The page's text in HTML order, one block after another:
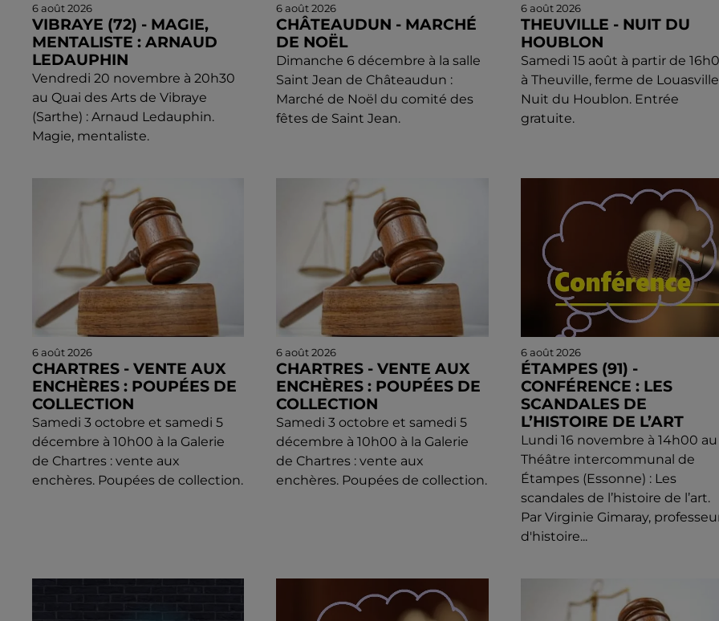
6 août 2026
VIBRAYE (72) - MAGIE,
MENTALISTE : ARNAUD
LEDAUPHIN
Vendredi 20 novembre à 20h30
au Quai des Arts de Vibraye
(Sarthe) : Arnaud Ledauphin.
Magie, mentaliste.
6 août 2026
CHÂTEAUDUN - MARCHÉ
DE NOËL
Dimanche 6 décembre à la salle
Saint Jean de Châteaudun :
Marché de Noël du comité des
fêtes de Saint Jean.
6 août 2026
THEUVILLE - NUIT DU
HOUBLON
Samedi 15 août à partir de
à Theuville, ferme de Louasville
Nuit du Houblon. Entrée
gratuite.
6 août 2026
CHARTRES - VENTE AUX
ENCHÈRES : POUPÉES DE
COLLECTION
Samedi 3 octobre et samedi 5
décembre à 10h00 à la Galerie
de Chartres : vente aux
enchères. Poupées de collection.
6 août 2026
CHARTRES - VENTE AUX
ENCHÈRES : POUPÉES DE
COLLECTION
Samedi 3 octobre et samedi 5
décembre à 10h00 à la Galerie
de Chartres : vente aux
enchères. Poupées de collection.
6 août 2026
ÉTAMPES (91) -
CONFÉRENCE : LES
SCANDALES DE
L’HISTOIRE DE L’ART
Lundi 16 novembre à 14h00 au
Théâtre intercommunal de
Étampes (Essonne) : Les
scandales de l’histoire de l’art.
Par Virginie Gimaray,
d'histoire...